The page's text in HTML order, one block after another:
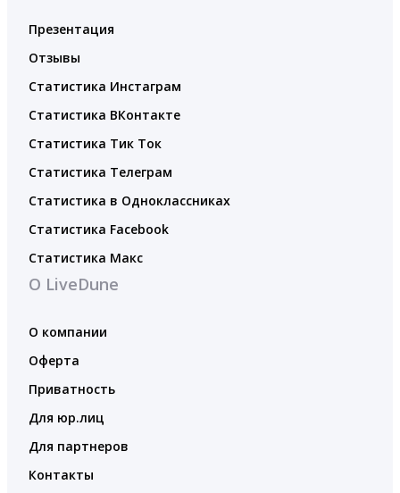
Презентация
Отзывы
Статистика Инстаграм
Статистика ВКонтакте
Статистика Тик Ток
Статистика Телеграм
Статистика в Одноклассниках
Статистика Facebook
Статистика Макс
О LiveDune
О компании
Оферта
Приватность
Для юр.лиц
Для партнеров
Контакты